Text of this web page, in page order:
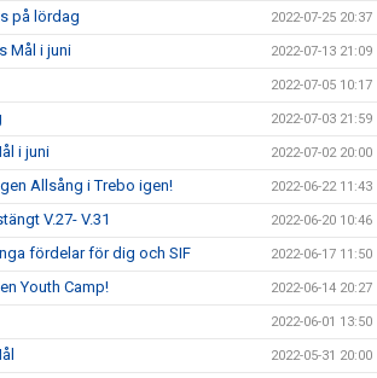
på lördag 2022-07-25 20:37
Mål i juni 2022-07-13 21:09
2022-07-05 10:17
2022-07-03 21:59
i juni 2022-07-02 20:00
Allsång i Trebo igen! 2022-06-22 11:43
V.27- V.31 2022-06-20 10:46
fördelar för dig och SIF 2022-06-17 11:50
Youth Camp! 2022-06-14 20:27
2022-06-01 13:50
2022-05-31 20:00